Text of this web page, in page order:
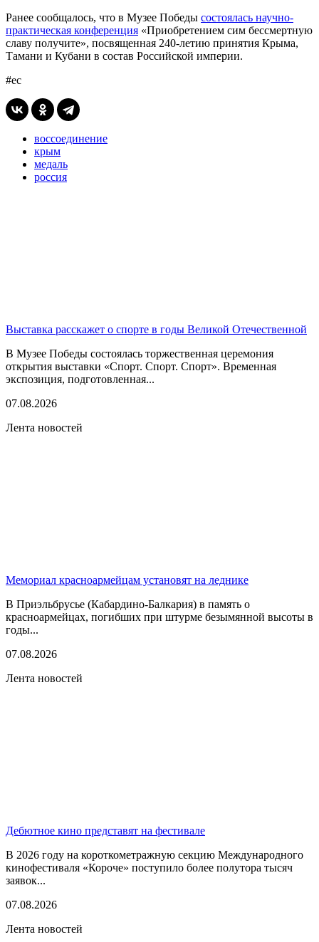
Ранее сообщалось, что в Музее Победы состоялась научно-
практическая конференция «Приобретением сим бессмертную
славу получите», посвященная 240-летию принятия Крыма,
Тамани и Кубани в состав Российской империи.
#ес
воссоединение
крым
медаль
россия
Выставка расскажет о спорте в годы Великой Отечественной
В Музее Победы состоялась торжественная церемония
открытия выставки «Спорт. Спорт. Спорт». Временная
экспозиция, подготовленная...
07.08.2026
Лента новостей
Мемориал красноармейцам установят на леднике
В Приэльбрусье (Кабардино-Балкария) в память о
красноармейцах, погибших при штурме безымянной высоты в
годы...
07.08.2026
Лента новостей
Дебютное кино представят на фестивале
В 2026 году на короткометражную секцию Международного
кинофестиваля «Короче» поступило более полутора тысяч
заявок...
07.08.2026
Лента новостей